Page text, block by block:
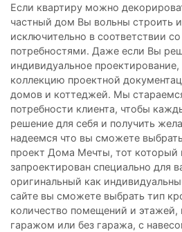
Если квартиру можно
частный дом Вы вольны строить
исключительно в соответствии
потребностями. Даже если Вы
индивидуальное
коллекцию проектной
домов и коттеджей. Мы
потребности клиента, чтобы
решение для себя и получить
надеемся что вы сможете
проект Дома Мечты, тот который
запроектирован специально для
оригинальный как
сайте вы сможете выбрать тип
количество помещений и этажей,
гаражом или без гаража, с